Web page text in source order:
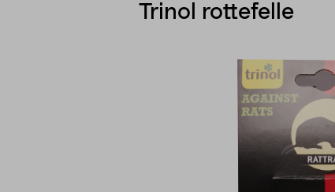
Trinol rottefelle